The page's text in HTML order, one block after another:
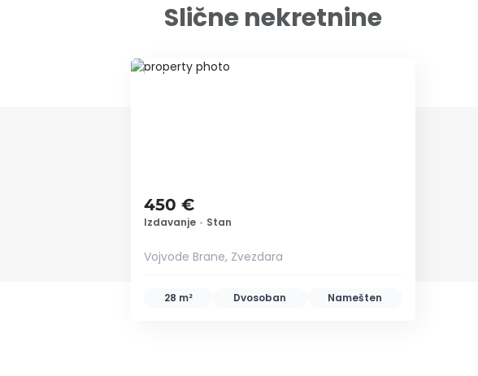
Slične nekretnine
ID 79691
450 €
Izdavanje • Stan
Vojvode Brane, Zvezdara
28 m² Dvosoban Namešten